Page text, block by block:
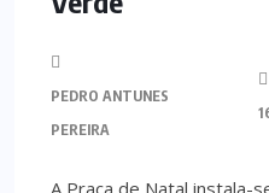
PEDRO ANTUNES
PEREIRA
A Praça de Natal instala-